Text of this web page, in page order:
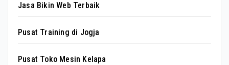
Jasa Bikin Web Terbaik
Pusat Training di Jogja
Pusat Toko Mesin Kelapa